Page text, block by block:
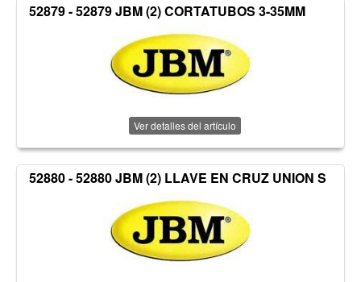
52879 - 52879 JBM (2) CORTATUBOS 3-35MM
Ver detalles del artículo
52880 - 52880 JBM (2) LLAVE EN CRUZ UNION S